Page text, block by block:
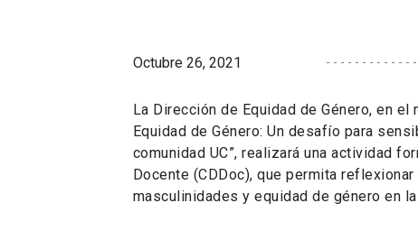
Octubre 26, 2021
La Dirección de Equidad de Género, en
Equidad de Género: Un desafío para
comunidad UC”, realizará una actividad
Docente (CDDoc), que permita
masculinidades y equidad de género en